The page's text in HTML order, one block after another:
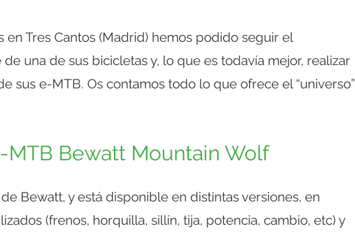
en Tres Cantos (Madrid) hemos podido seguir el
una de sus bicicletas y, lo que es todavía mejor, realizar
sus e-MTB. Os contamos todo lo que ofrece el “universo”
Bewatt Mountain Wolf
de Bewatt, y está disponible en distintas versiones, en
(frenos, horquilla, sillín, tija, potencia, cambio, etc) y